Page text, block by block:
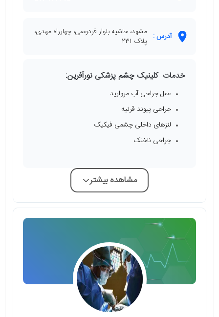
آدرس : مشهد، حاشیه بلوار فردوسی، چهارراه مهدی،
پلاک ۲۳۱
خدمات کلینیک چشم پزشکی نورآفرین:
عمل جراحی آب مروارید
جراحی پیوند قرنیه
لنزهای داخلی چشمی فیکیک
جراحی ناخنک
مشاهده بیشتر